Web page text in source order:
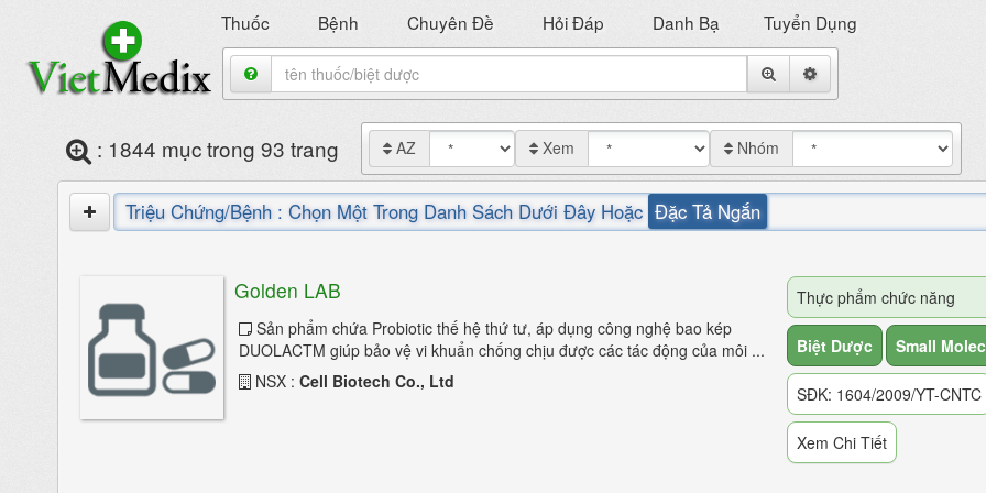
Thuốc Bệnh Chuyên Đề Hỏi Đáp Danh Bạ Tuyển Dụng
: 1844 mục trong 93 trang AZ Xem Nhóm
Triệu Chứng/Bệnh : Chọn Một Trong Danh Sách Dưới Đây Hoặc Đặc Tả Ngắn
Alzheimer
Đau đầu mạn tính
Đau dây thần kinh tam thoa
Đau nửa đầu
Golden LAB
Sản phẩm chứa Probiotic thế hệ thứ tư, áp dụng công nghệ bao kép
DUOLACTM giúp bảo vệ vi khuẩn chống chịu được các tác động của môi ...
NSX : Cell Biotech Co., Ltd
Thực phẩm chức năng
Biệt Dược Small
SĐK: 1604/2009/YT-CNTC
Xem Chi Tiết